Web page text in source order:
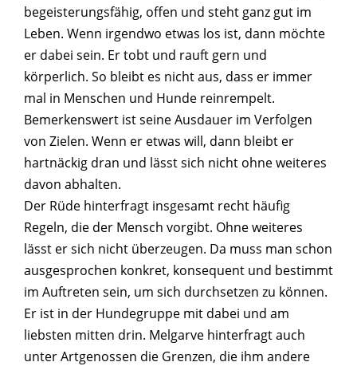
begeisterungsfähig, offen und steht ganz gut im
Leben. Wenn irgendwo etwas los ist, dann möchte
er dabei sein. Er tobt und rauft gern und
körperlich. So bleibt es nicht aus, dass er immer
mal in Menschen und Hunde reinrempelt.
Bemerkenswert ist seine Ausdauer im Verfolgen
von Zielen. Wenn er etwas will, dann bleibt er
hartnäckig dran und lässt sich nicht ohne weiteres
davon abhalten.
Der Rüde hinterfragt insgesamt recht häufig
Regeln, die der Mensch vorgibt. Ohne weiteres
lässt er sich nicht überzeugen. Da muss man schon
ausgesprochen konkret, konsequent und bestimmt
im Auftreten sein, um sich durchsetzen zu können.
Er ist in der Hundegruppe mit dabei und am
liebsten mitten drin. Melgarve hinterfragt auch
unter Artgenossen die Grenzen, die ihm andere